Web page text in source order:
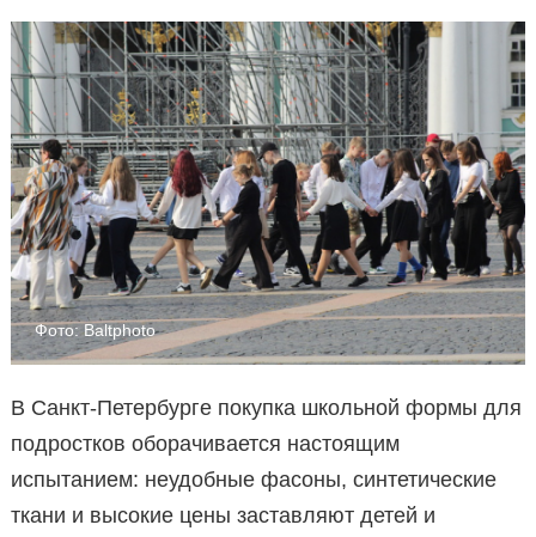
Фото: Baltphoto
В Санкт-Петербурге покупка школьной формы для
подростков оборачивается настоящим
испытанием: неудобные фасоны, синтетические
ткани и высокие цены заставляют детей и